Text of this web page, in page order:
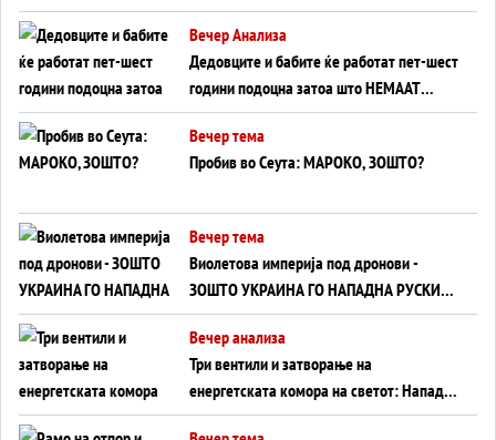
Германија до Црното Море...
Вечер Анализа
Дедовците и бабите ќе работат пет-шест
години подоцна затоа што НЕМААТ
ВНУЦИ ДА ГИ ЗАМЕНАТ
Вечер тема
Пробив во Сеута: МАРОКО, ЗОШТО?
Вечер тема
Виолетова империја под дронови -
ЗОШТО УКРАИНА ГО НАПАДНА РУСКИОТ
WILDBERRIES
Вечер анализа
Три вентили и затворање на
енергетската комора на светот: Нападот
во Суец најавува глобален енергетски